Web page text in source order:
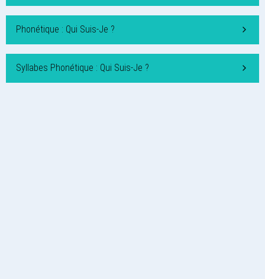
Phonétique : Qui Suis-Je ?
Syllabes Phonétique : Qui Suis-Je ?